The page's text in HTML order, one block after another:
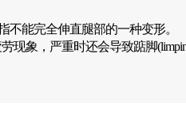
不能完全伸直腿部的一种变形。
象，严重时还会导致踮脚(limping